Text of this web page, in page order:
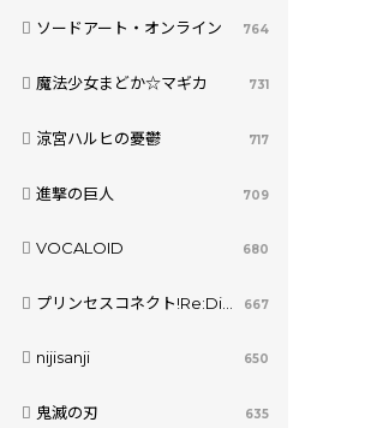
ソードアート・オンライン 764
魔法少女まどか☆マギカ 731
涼宮ハルヒの憂鬱 717
進撃の巨人 709
VOCALOID 680
プリンセスコネクト!Re:Dive 667
nijisanji 650
鬼滅の刃 635